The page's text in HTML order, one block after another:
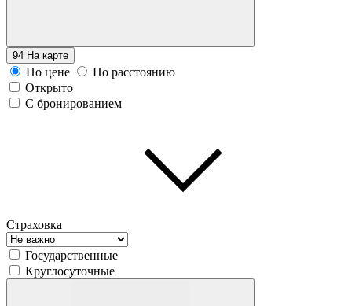
94 На карте
По цене
По расстоянию
Открыто
С бронированием
Страховка
Государственные
Круглосуточные